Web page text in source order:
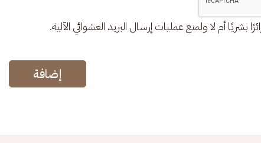
بشريًا أم لا ولمنع عمليات إرسال البريد العشوائي الآلية.
إضافة